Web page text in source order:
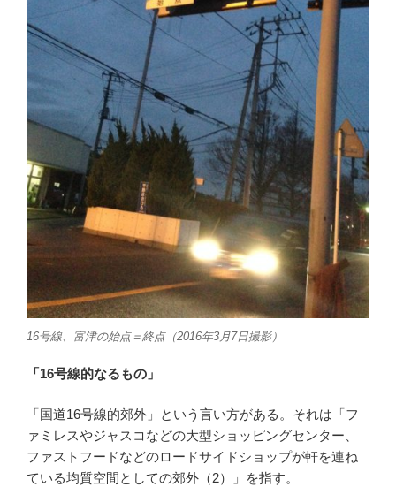
16号線、富津の始点＝終点（2016年3月7日撮影）
「16号線的なるもの」
「国道16号線的郊外」という言い方がある。それは「フ
ァミレスやジャスコなどの大型ショッピングセンター、
ファストフードなどのロードサイドショップが軒を連ね
ている均質空間としての郊外（2）」を指す。